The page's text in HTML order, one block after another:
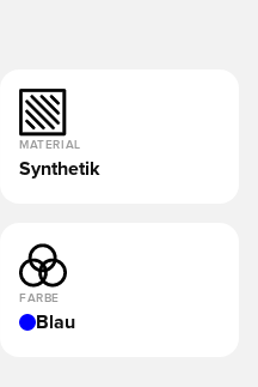
MATERIAL
Synthetik
FARBE
Blau